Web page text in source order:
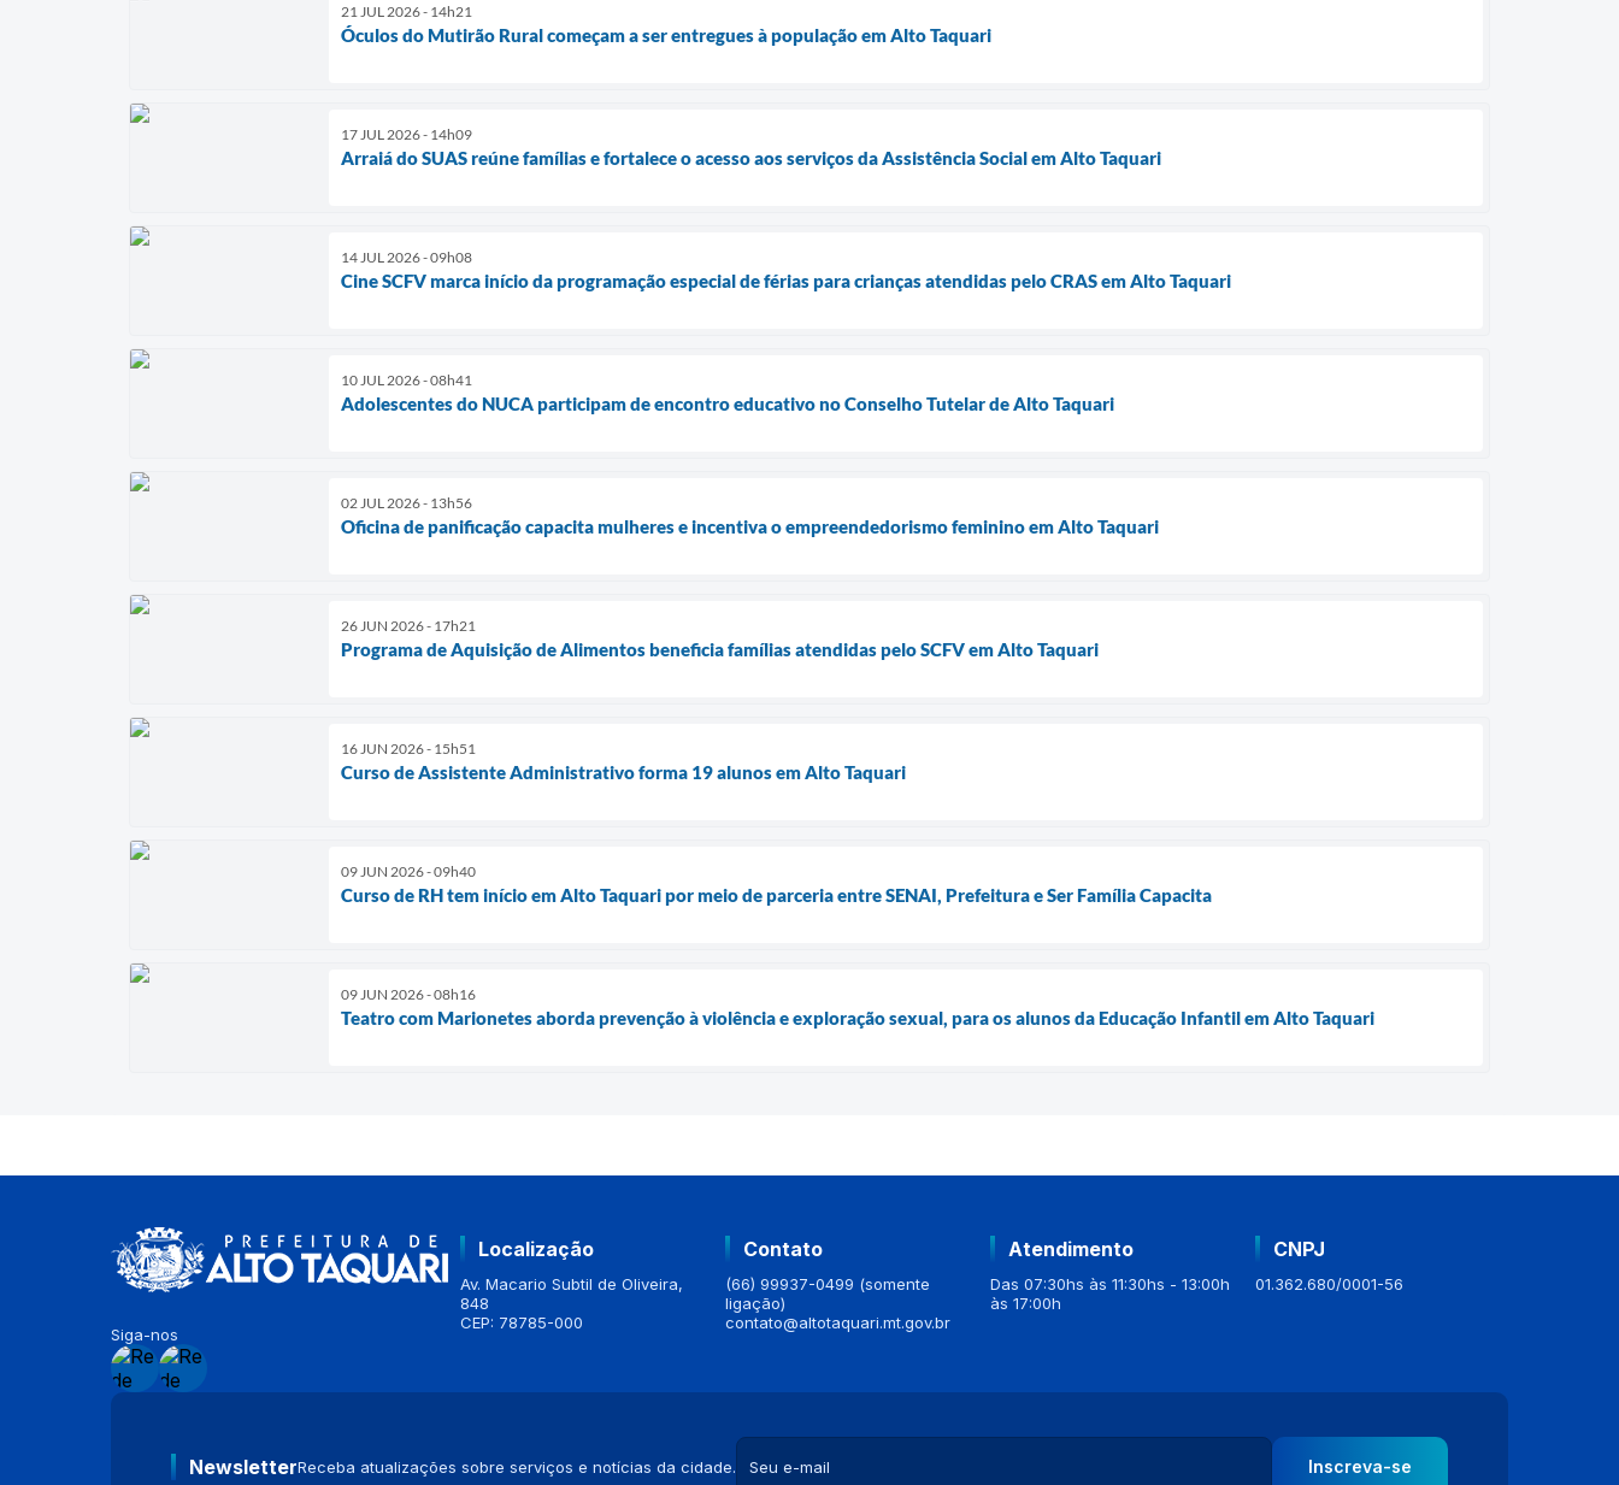
21 JUL 2026 - 14h21
Óculos do Mutirão Rural começam a ser entregues à população em Alto Taquari
17 JUL 2026 - 14h09
Arraiá do SUAS reúne famílias e fortalece o acesso aos serviços da Assistência Social em Alto Taquari
14 JUL 2026 - 09h08
Cine SCFV marca início da programação especial de férias para crianças atendidas pelo CRAS em Alto Taquari
10 JUL 2026 - 08h41
Adolescentes do NUCA participam de encontro educativo no Conselho Tutelar de Alto Taquari
02 JUL 2026 - 13h56
Oficina de panificação capacita mulheres e incentiva o empreendedorismo feminino em Alto Taquari
26 JUN 2026 - 17h21
Programa de Aquisição de Alimentos beneficia famílias atendidas pelo SCFV em Alto Taquari
16 JUN 2026 - 15h51
Curso de Assistente Administrativo forma 19 alunos em Alto Taquari
09 JUN 2026 - 09h40
Curso de RH tem início em Alto Taquari por meio de parceria entre SENAI, Prefeitura e Ser Família Capacita
09 JUN 2026 - 08h16
Teatro com Marionetes aborda prevenção à violência e exploração sexual, para os alunos da Educação Infantil em Alto Taquari
Siga-nos
Localização
Av. Macario Subtil de Oliveira,
848
CEP: 78785-000
Contato
(66) 99937-0499 (somente
ligação)
contato@altotaquari.mt.gov.br
Atendimento
Das 07:30hs às 11:30hs - 13:00h
às 17:00h
CNPJ
01.362.680/0001-56
NewsletterReceba atualizações sobre serviços e notícias da cidade. Inscreva-se